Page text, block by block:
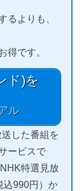
るよりも、
得です。
ド)を
ル
した番組を
ービスで
特選見放
込990円）か